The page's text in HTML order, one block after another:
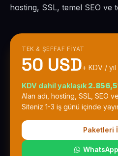
hosting, SSL, temel SEO ve
TEK & ŞEFFAF FIYAT
50 USD+ KDV / yıl
KDV dahil yaklaşık
Alan adı, hosting, SSL, SEO
Siteniz 1-3 iş günü içinde
Paketleri